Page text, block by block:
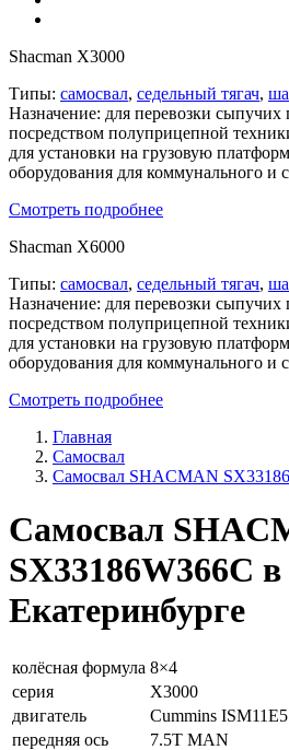
Shacman X3000
Типы: самосвал, седельный тягач,
Назначение: для перевозки сыпучих
посредством полуприцепной
для установки на грузовую
оборудования для коммунального и
Смотреть подробнее
Shacman X6000
Типы: самосвал, седельный тягач,
Назначение: для перевозки сыпучих
посредством полуприцепной
для установки на грузовую
оборудования для коммунального и
Смотреть подробнее
Главная
Самосвал
Самосвал SHACMAN
Самосвал
SX33186W366C в
Екатеринбурге
колёсная формула 8×4
серия
X3000
двигатель
Cummins
передняя ось
7.5T MAN